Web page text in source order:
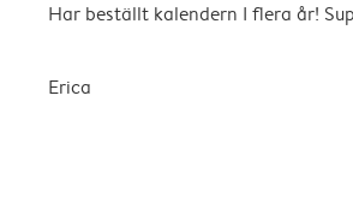
Har beställt kalendern I flera år!
Erica